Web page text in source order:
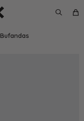
Bufandas